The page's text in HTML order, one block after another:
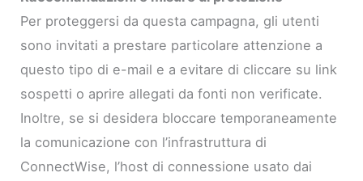
Per proteggersi da questa campagna, gli utenti
sono invitati a prestare particolare attenzione a
questo tipo di e-mail e a evitare di cliccare su link
sospetti o aprire allegati da fonti non verificate.
Inoltre, se si desidera bloccare temporaneamente
la comunicazione con l’infrastruttura di
ConnectWise, l’host di connessione usato dai